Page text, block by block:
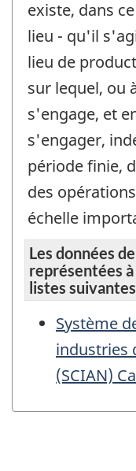
existe, dans
lieu - qu'il
lieu de
sur lequel, ou
s'engage, et
s'engager,
période finie,
des
échelle
Les données
représentées
listes
Système
industries
(SCIAN)